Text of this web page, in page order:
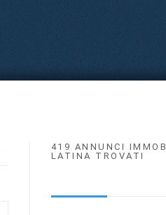
419 ANNUNCI
LATINA TROVATI